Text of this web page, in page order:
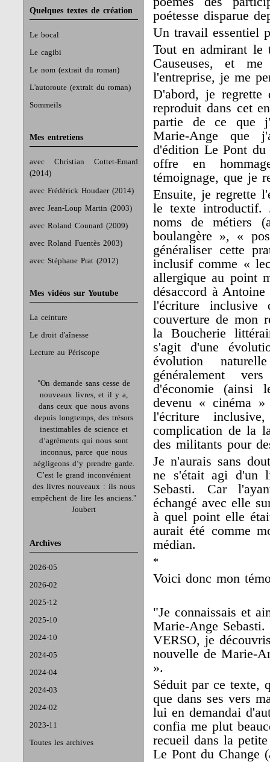
Quelques textes de création
Le bocal
Le cagibi
Le nom (extrait du roman)
L'autoroute (extrait du roman)
Sommeils
Mes entretiens
avec Christian Cottet-Emard
(2014)
avec Frédérick Houdaer (2014)
avec Jean-Loup Martin (2003)
avec Roland Counard (2009)
avec Roland Fuentès 2003)
avec Stéphane Prat (2012)
Mes vidéos sur Youtube
La ceinture
Le droit d'aînesse
Lecture au Périscope
"On demande sans cesse de
nouveaux livres, et il y a,
dans ceux que nous avons
depuis longtemps, des trésors
inestimables de science et
d’agréments qui nous sont
inconnus, parce que nous
négligeons d‘y prendre garde.
C’est le grand inconvénient
des livres nouveaux : ils nous
empêchent de lire les anciens."
Joubert
Archives
2026-05
2026-02
2025-12
2025-10
2024-10
2024-05
2024-04
2024-03
2024-02
2023-11
Toutes les archives
poétesse disparue
Un travail essentiel
Tout en admirant le
Causeuses, et
l'entreprise, je me
D'abord, je regrette
reproduit dans cet
partie de ce que
Marie-Ange que
d'édition Le Pont
offre en
témoignage, que je
Ensuite, je regrette
le texte introductif.
noms de métiers
boulangère », «
généraliser cette
inclusif comme «
allergique au point
désaccord à
l'écriture inclusive
couverture de mon
la Boucherie
s'agit d'une
évolution
généralement
d'économie (ainsi
devenu « cinéma
l'écriture
complication de la
des militants pour
Je n'aurais sans
ne s'était agi d'un
Sebasti. Car
échangé avec elle
à quel point elle
aurait été comme
médian.
*
Voici donc mon
"Je connaissais et
Marie-Ange
VERSO, je
nouvelle de Marie-
».
Séduit par ce texte,
que dans ses vers
lui en demandai
confia me plut
recueil dans la
Le Pont du Change